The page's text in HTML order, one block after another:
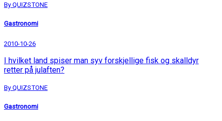
By QUIZSTONE
Gastronomi
2010-10-26
I hvilket land spiser man syv forskjellige fisk og skalldyr
retter på julaften?
By QUIZSTONE
Gastronomi